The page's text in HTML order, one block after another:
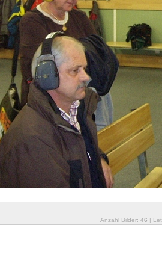
Anzahl Bilder: 46 |